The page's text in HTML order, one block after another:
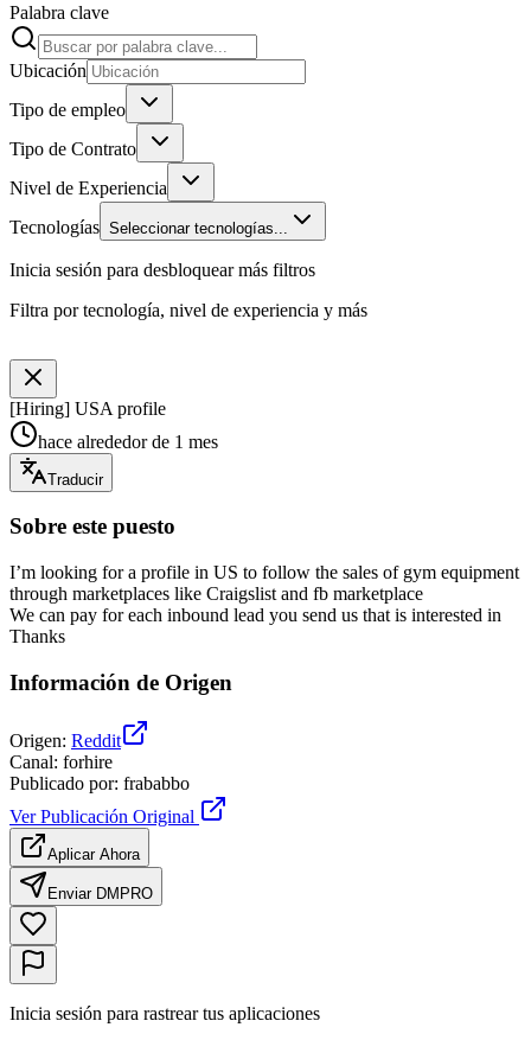
Palabra clave
Ubicación
Tipo de empleo
Tipo de Contrato
Nivel de Experiencia
Tecnologías Seleccionar tecnologías...
Inicia sesión para desbloquear más filtros
Filtra por tecnología, nivel de experiencia y más
[Hiring] USA profile
hace alrededor de 1 mes
Traducir
Sobre este puesto
I’m looking for a profile in US to follow the sales of gym equipment
through marketplaces like Craigslist and fb marketplace
We can pay for each inbound lead you send us that is interested in
Thanks
Información de Origen
Origen: Reddit
Canal: forhire
Publicado por: frababbo
Ver Publicación Original
Aplicar Ahora
Enviar DMPRO
Inicia sesión para rastrear tus aplicaciones